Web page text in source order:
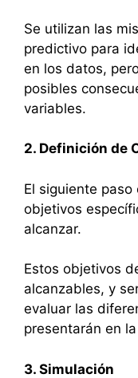
Se utilizan las
predictivo para
en los datos,
posibles
variables.
2. Definición de
El siguiente
objetivos
alcanzar.
Estos objetivos
alcanzables, y
evaluar las
presentarán en
3. Simulación